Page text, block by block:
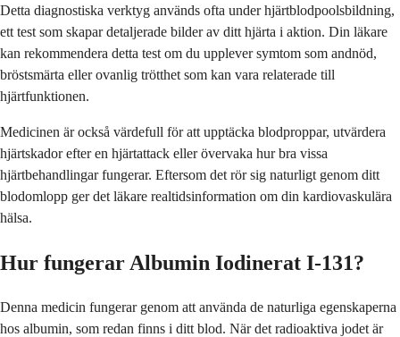
Detta diagnostiska verktyg används ofta under hjärtblodpoolsbildning,
ett test som skapar detaljerade bilder av ditt hjärta i aktion. Din läkare
kan rekommendera detta test om du upplever symtom som andnöd,
bröstsmärta eller ovanlig trötthet som kan vara relaterade till
hjärtfunktionen.
Medicinen är också värdefull för att upptäcka blodproppar, utvärdera
hjärtskador efter en hjärtattack eller övervaka hur bra vissa
hjärtbehandlingar fungerar. Eftersom det rör sig naturligt genom ditt
blodomlopp ger det läkare realtidsinformation om din kardiovaskulära
hälsa.
Hur fungerar Albumin Iodinerat I-131?
Denna medicin fungerar genom att använda de naturliga egenskaperna
hos albumin, som redan finns i ditt blod. När det radioaktiva jodet är